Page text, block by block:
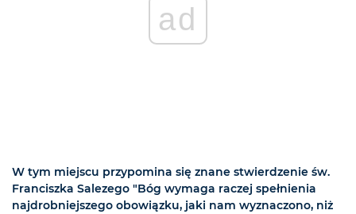
ad
W tym miejscu przypomina się znane stwierdzenie św.
Franciszka Salezego "Bóg wymaga raczej spełnienia
najdrobniejszego obowiązku, jaki nam wyznaczono, niż